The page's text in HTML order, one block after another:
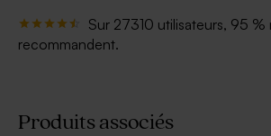
Sur 27310 utilisateurs, 95 %
recommandent.
Produits associés